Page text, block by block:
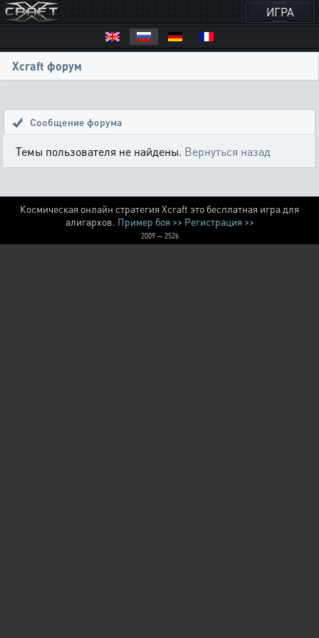
ИГРА
Xcraft форум
Сообщение форума
Темы пользователя не найдены. Вернуться назад
Космическая онлайн стратегия Xcraft это бесплатная игра для
алигархов. Пример боя >> Регистрация >>
2009 — 2526